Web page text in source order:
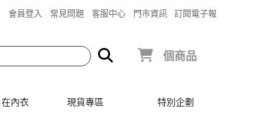
會員登入 常見問題 客服中心 門市資訊 訂閱電子報
個商品
內衣 現貨專區 特別企劃